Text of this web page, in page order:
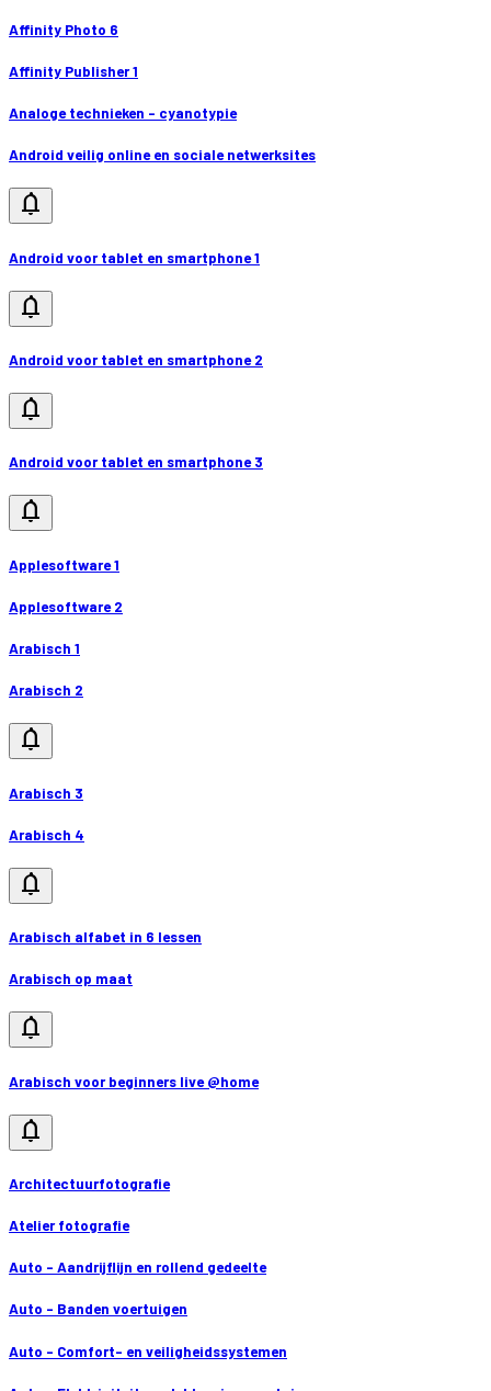
Affinity Photo 6
Affinity Publisher 1
Analoge technieken - cyanotypie
Android veilig online en sociale netwerksites
notifications
Android voor tablet en smartphone 1
notifications
Android voor tablet en smartphone 2
notifications
Android voor tablet en smartphone 3
notifications
Applesoftware 1
Applesoftware 2
Arabisch 1
Arabisch 2
notifications
Arabisch 3
Arabisch 4
notifications
Arabisch alfabet in 6 lessen
Arabisch op maat
notifications
Arabisch voor beginners live @home
notifications
Architectuurfotografie
Atelier fotografie
Auto - Aandrijflijn en rollend gedeelte
Auto - Banden voertuigen
Auto - Comfort- en veiligheidssystemen